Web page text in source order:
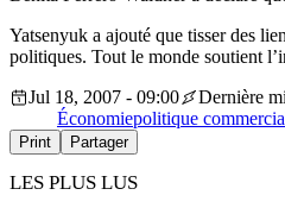
Yatsenyuk a ajouté que tisser des
politiques. Tout le monde soutient
Jul 18, 2007 - 09:00
Dernière
Économiepolitique
Print Partager
LES PLUS LUS